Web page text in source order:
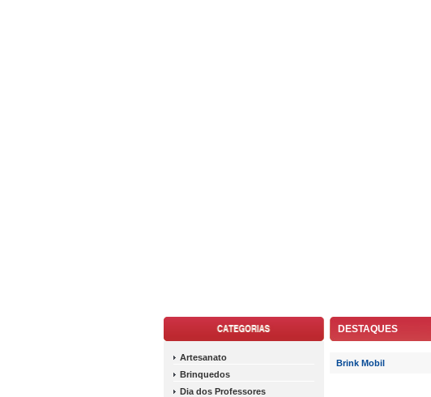
Artesanato
Brinquedos
Dia dos Professores
DESTAQUES
Brink Mobil